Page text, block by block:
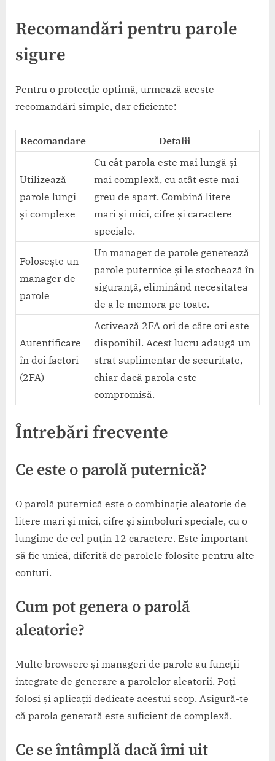
Recomandări pentru parole
sigure
Pentru o protecție optimă, urmează aceste
recomandări simple, dar eficiente:
Recomandare Detalii
Utilizează
parole lungi
și complexe
Cu cât parola este mai lungă și
mai complexă, cu atât este mai
greu de spart. Combină litere
mari și mici, cifre și caractere
speciale.
Folosește un
manager de
parole
Un manager de parole generează
parole puternice și le stochează în
siguranță, eliminând necesitatea
de a le memora pe toate.
Autentificare
în doi factori
(2FA)
Activează 2FA ori de câte ori este
disponibil. Acest lucru adaugă un
strat suplimentar de securitate,
chiar dacă parola este
compromisă.
Întrebări frecvente
Ce este o parolă puternică?
O parolă puternică este o combinație aleatorie de
litere mari și mici, cifre și simboluri speciale, cu o
lungime de cel puțin 12 caractere. Este important
să fie unică, diferită de parolele folosite pentru alte
conturi.
Cum pot genera o parolă
aleatorie?
Multe browsere și manageri de parole au funcții
integrate de generare a parolelor aleatorii. Poți
folosi și aplicații dedicate acestui scop. Asigură-te
că parola generată este suficient de complexă.
Ce se întâmplă dacă îmi uit